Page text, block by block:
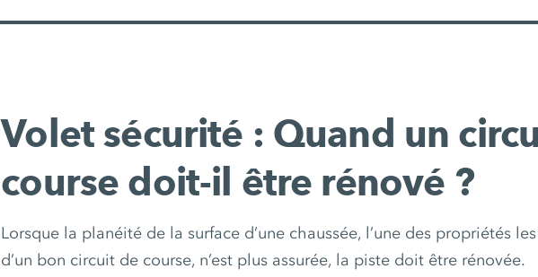
Volet sécurité : Quand un
course doit-il être rénové ?
Lorsque la planéité de la surface d’une chaussée, l’une des propriétés
d’un bon circuit de course, n’est plus assurée, la piste doit être rénovée.